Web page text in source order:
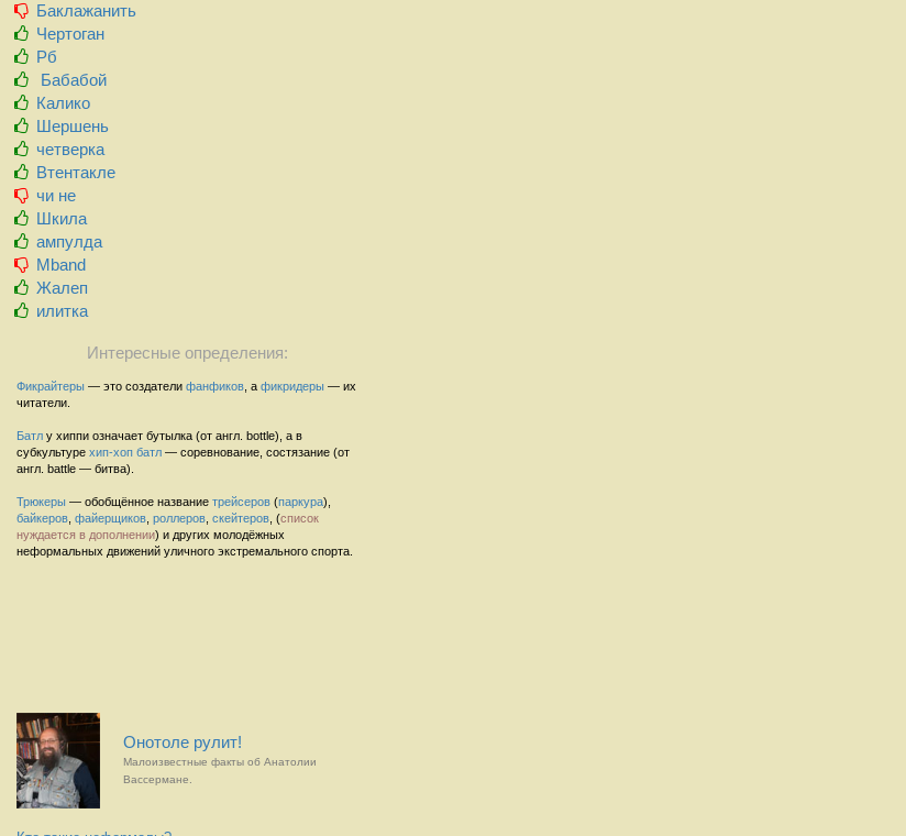
Баклажанить
Чертоган
Рб
Бабабой
Калико
Шершень
четверка
Втентакле
чи не
Шкила
ампулда
Mband
Жалеп
илитка
Интересные определения:
Фикрайтеры — это создатели фанфиков , а фикридеры — их
читатели.
Батл у хиппи означает бутылка (от англ. bottle), а в
субкультуре хип-хоп батл — соревнование, состязание (от
англ. battle — битва).
Трюкеры — обобщённое название трейсеров (паркура),
байкеров файерщиков роллеров скейтеров , (список
нуждается в дополнении) и других молодёжных
неформальных движений уличного экстремального спорта.
Онотоле рулит!
Малоизвестные факты об Анатолии
Вассермане.